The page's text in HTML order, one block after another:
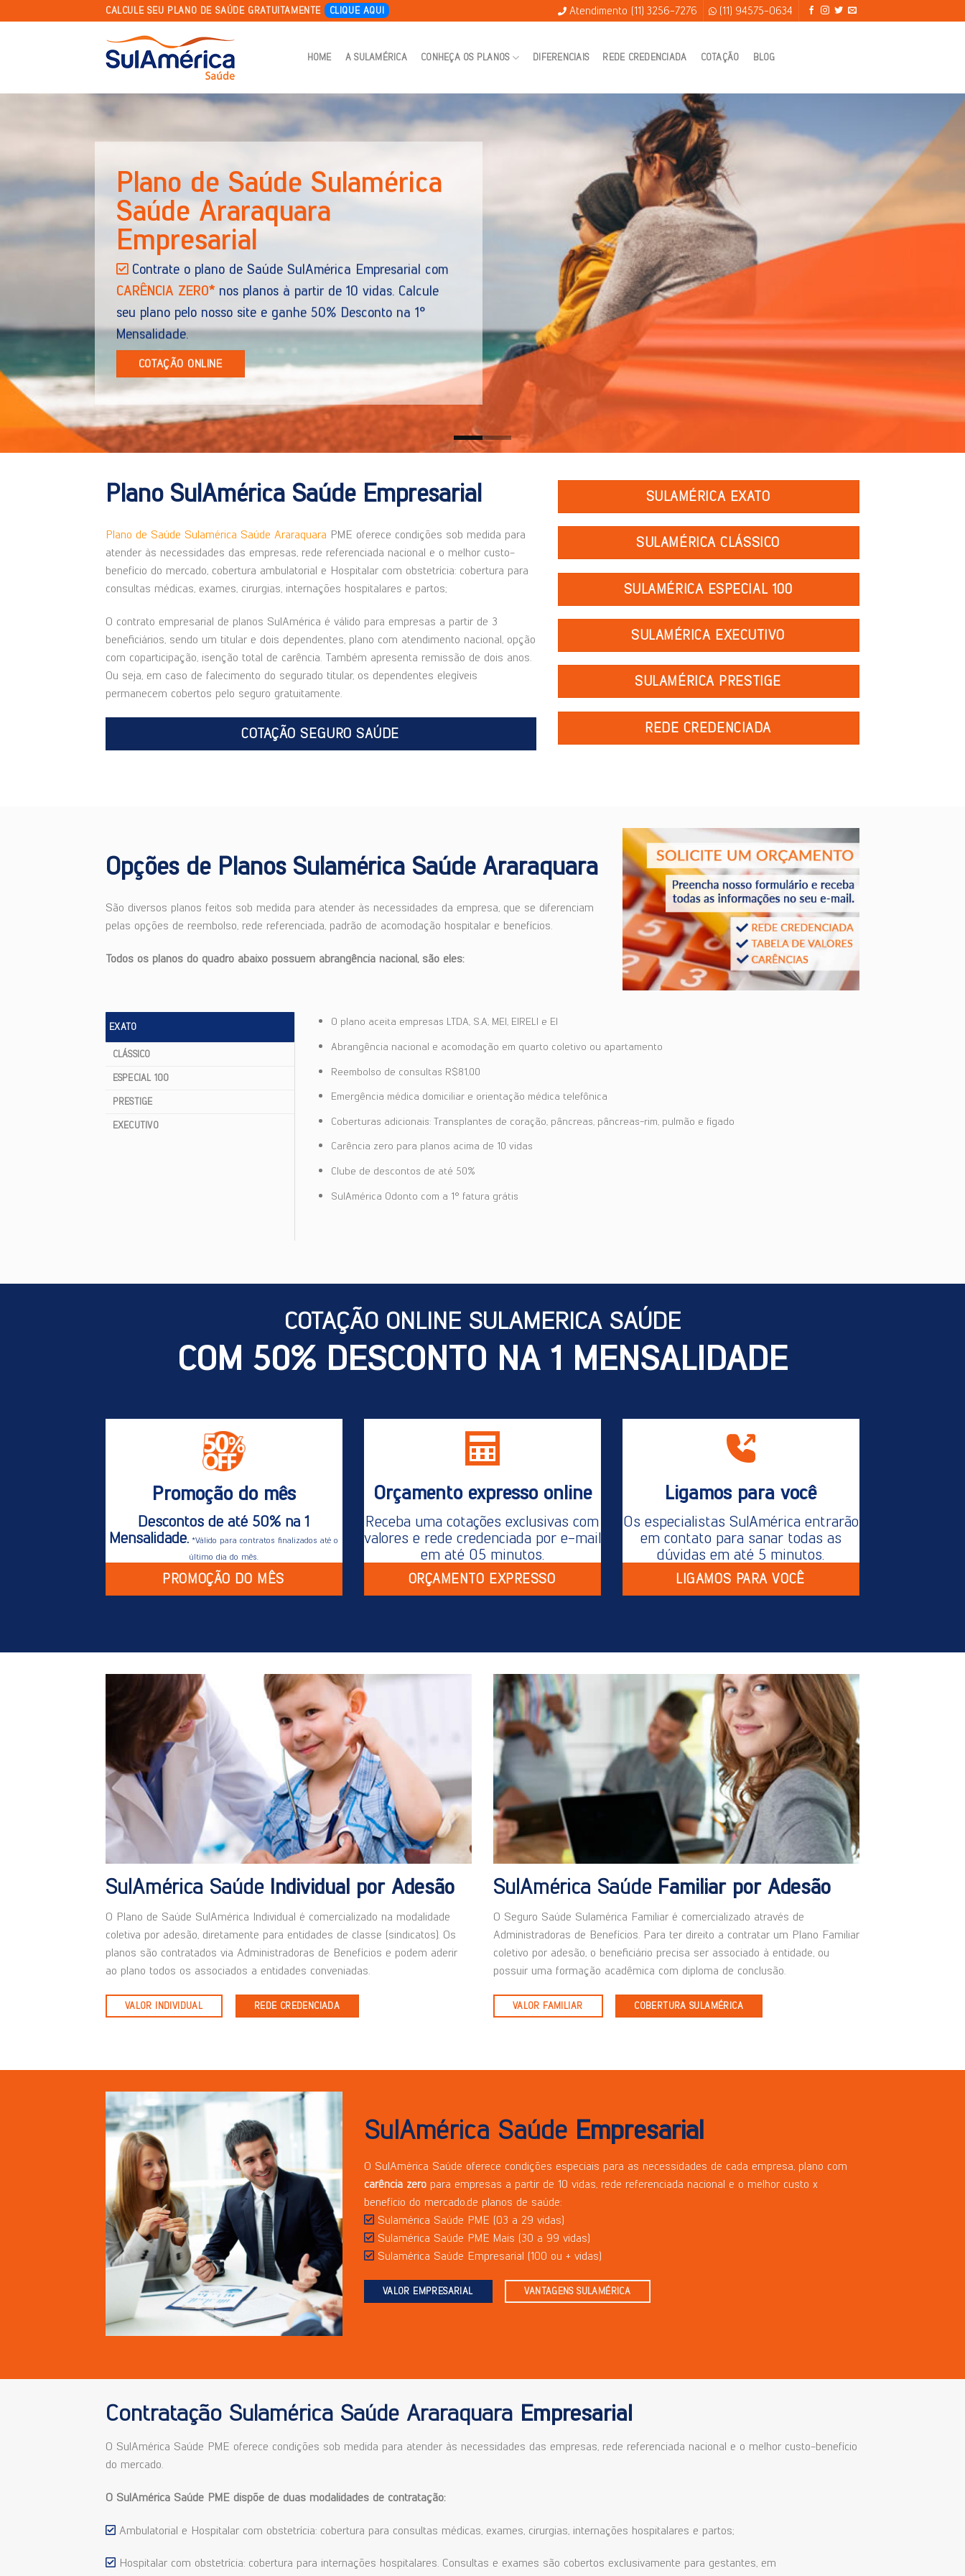
to
CALCULE SEU PLANO DE SAÚDE GRATUITAMENTE CLIQUE AQUI Atendimento (11) 3256-7276 (11) 94575-0634
HOME A SULAMÉRICA CONHEÇA OS PLANOS DIFERENCIAIS REDE CREDENCIADA COTAÇÃO BLOG
Plano de Saúde SulAmérica
Receba por e-mail todas as informações do plano SulAmérica Individual por adesão, Familiar por
adesão, Empresarial e Odontológico.
O SulAmérica Saúde oferece condições especiais para as necessidades da sua empresa,rede
referenciada nacional e o melhor custo x benefício do mercado.
COTAÇÃO ONLINE
Plano SulAmérica Saúde Empresarial
Plano de Saúde Sulamérica Saúde Araraquara PME oferece condições sob medida para
atender às necessidades das empresas, rede referenciada nacional e o melhor custo-
benefício do mercado, cobertura ambulatorial e Hospitalar com obstetrícia: cobertura para
consultas médicas, exames, cirurgias, internações hospitalares e partos;
O contrato empresarial de planos SulAmérica é válido para empresas a partir de 3
beneficiários, sendo um titular e dois dependentes, plano com atendimento nacional, opção
com coparticipação, isenção total de carência. Também apresenta remissão de dois anos.
Ou seja, em caso de falecimento do segurado titular, os dependentes elegíveis
permanecem cobertos pelo seguro gratuitamente.
COTAÇÃO SEGURO SAÚDE
SULAMÉRICA EXATO
SULAMÉRICA CLÁSSICO
SULAMÉRICA ESPECIAL 100
SULAMÉRICA EXECUTIVO
SULAMÉRICA PRESTIGE
REDE CREDENCIADA
Opções de Planos Sulamérica Saúde Araraquara
São diversos planos feitos sob medida para atender às necessidades da empresa, que se diferenciam
pelas opções de reembolso, rede referenciada, padrão de acomodação hospitalar e benefícios.
Todos os planos do quadro abaixo possuem abrangência nacional, são eles:
EXATO
CLÁSSICO
ESPECIAL 100
PRESTIGE
EXECUTIVO
O plano aceita empresas LTDA, S.A, MEI, EIRELI e EI
Abrangência nacional e acomodação em quarto coletivo ou apartamento
Reembolso de consultas R$81,00
Emergência médica domiciliar e orientação médica telefônica
Coberturas adicionais: Transplantes de coração, pâncreas, pâncreas-rim, pulmão e fígado
Carência zero para planos acima de 10 vidas
Clube de descontos de até 50%
SulAmérica Odonto com a 1° fatura grátis
COTAÇÃO ONLINE SULAMERICA SAÚDE
COM 50% DESCONTO NA 1 MENSALIDADE
Promoção do mês
Descontos de até 50% na 1
Mensalidade. *Válido para contratos finalizados até o
último dia do mês.
PROMOÇÃO DO MÊS
Orçamento expresso online
Receba uma cotações exclusivas com
valores e rede credenciada por e-mail
em até 05 minutos.
ORÇAMENTO EXPRESSO
Ligamos para você
Os especialistas SulAmérica entrarão
em contato para sanar todas as
dúvidas em até 5 minutos.
LIGAMOS PARA VOCÊ
SulAmérica Saúde Individual por Adesão
O Plano de Saúde SulAmérica Individual é comercializado na modalidade
coletiva por adesão, diretamente para entidades de classe (sindicatos). Os
planos são contratados via Administradoras de Benefícios e podem aderir
ao plano todos os associados a entidades conveniadas.
VALOR INDIVIDUAL REDE CREDENCIADA
SulAmérica Saúde Familiar por Adesão
O Seguro Saúde Sulamérica Familiar é comercializado através de
Administradoras de Benefícios. Para ter direito a contratar um Plano Familiar
coletivo por adesão, o beneficiário precisa ser associado à entidade, ou
possuir uma formação acadêmica com diploma de conclusão.
VALOR FAMILIAR COBERTURA SULAMÉRICA
SulAmérica Saúde Empresarial
O SulAmérica Saúde oferece condições especiais para as necessidades de cada empresa, plano com
carência zeropara empresas a partir de 10 vidas, rede referenciada nacional e o melhor custo x
benefício do mercado.de planos de saúde:
Sulamérica Saúde PME (03 a 29 vidas)
Sulamérica Saúde PME Mais (30 a 99 vidas)
Sulamérica Saúde Empresarial (100 ou + vidas)
VALOR EMPRESARIAL VANTAGENS SULAMÉRICA
Contratação Sulamérica Saúde Araraquara Empresarial
O SulAmérica Saúde PME oferece condições sob medida para atender às necessidades das empresas, rede referenciada nacional e o melhor custo-benefício
do mercado.
O SulAmérica Saúde PME dispõe de duas modalidades de contratação:
Ambulatorial e Hospitalar com obstetrícia: cobertura para consultas médicas, exames, cirurgias, internações hospitalares e partos;
Hospitalar com obstetrícia: cobertura para internações hospitalares. Consultas e exames são cobertos exclusivamente para gestantes, em